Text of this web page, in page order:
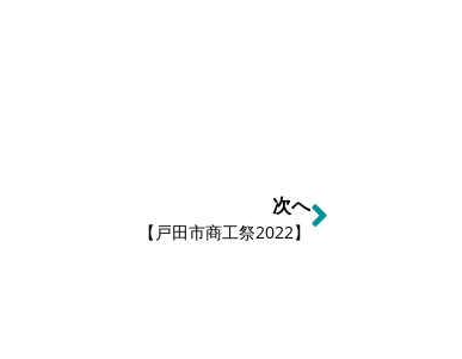
次へ
【戸田市商工祭2022】